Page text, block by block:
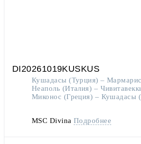
DI20261019KUSKUS
Кушадасы (Турция) –
Неаполь (Италия) –
Миконос (Греция) – Кушадасы
MSC Divina Подробнее